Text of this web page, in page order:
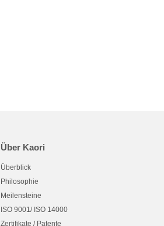
Über Kaori
Überblick
Philosophie
Meilensteine
ISO 9001/ ISO 14000
Zertifikate / Patente